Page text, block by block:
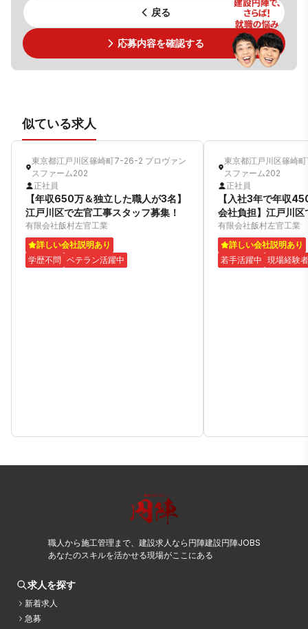
戻る
応募内容を確認する
似ている求人
東京都江戸川区篠崎町7-26-2 プロヴァン
スファーム202
正社員
【年収650万＆独立した職人が3名】
江戸川区で左官工事スタッフ募集！
有限会社飯村左官工業
詳しい会社説明あり
学歴不問 ベテラン活躍中
東京都江戸川区篠崎
スファーム202
正社員
【入社3年で年収
会社負担】江戸川
フ募集！
有限会社飯村左官工業
詳しい会社説明あり
若手活躍中 現場経験
職人から施工管理まで、建設求人なら円陣建設円陣JOBS
あなたのスキルを活かせる現場がここにある
求人を探す
新着求人
急募